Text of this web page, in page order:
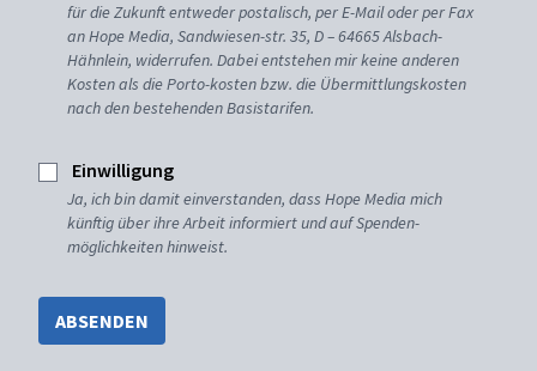
für die Zukunft entweder postalisch, per E-Mail oder per Fax
an Hope Media, Sandwiesen-str. 35, D – 64665 Alsbach-
Hähnlein, widerrufen. Dabei entstehen mir keine anderen
Kosten als die Porto-kosten bzw. die Übermittlungskosten
nach den bestehenden Basistarifen.
Einwilligung
Ja, ich bin damit einverstanden, dass Hope Media mich
künftig über ihre Arbeit informiert und auf Spenden-
möglichkeiten hinweist.
ABSENDEN